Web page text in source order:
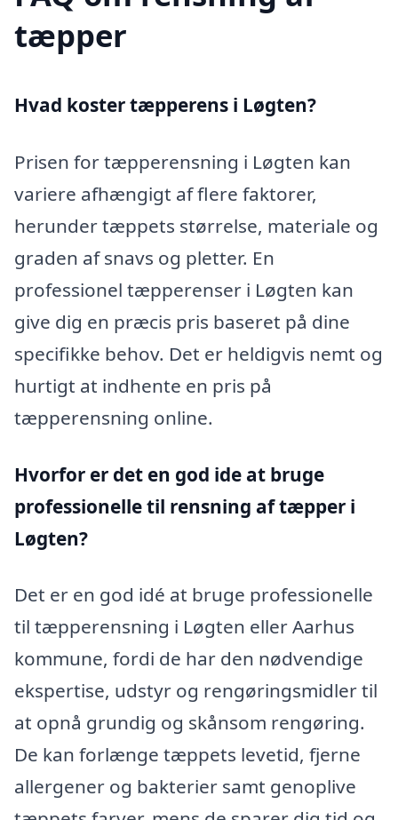
tæpper
Hvad koster tæpperens i Løgten?
Prisen for tæpperensning i Løgten kan
variere afhængigt af flere faktorer,
herunder tæppets størrelse, materiale og
graden af snavs og pletter. En
professionel tæpperenser i Løgten kan
give dig en præcis pris baseret på dine
specifikke behov. Det er heldigvis nemt og
hurtigt at indhente en pris på
tæpperensning online.
Hvorfor er det en god ide at bruge
professionelle til rensning af tæpper i
Løgten?
Det er en god idé at bruge professionelle
til tæpperensning i Løgten eller Aarhus
kommune, fordi de har den nødvendige
ekspertise, udstyr og rengøringsmidler til
at opnå grundig og skånsom rengøring.
De kan forlænge tæppets levetid, fjerne
allergener og bakterier samt genoplive